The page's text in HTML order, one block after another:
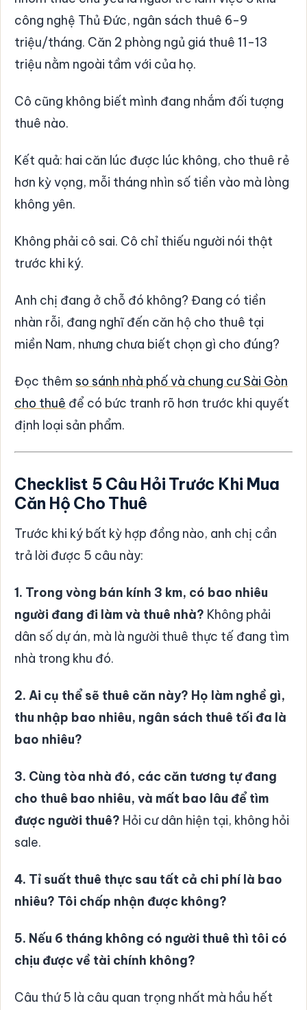
công nghệ Thủ Đức, ngân sách thuê 6-9
triệu/tháng. Căn 2 phòng ngủ giá thuê 11-13
triệu nằm ngoài tầm với của họ.
Cô cũng không biết mình đang nhắm đối tượng
thuê nào.
Kết quả: hai căn lúc được lúc không, cho thuê rẻ
hơn kỳ vọng, mỗi tháng nhìn số tiền vào mà lòng
không yên.
Không phải cô sai. Cô chỉ thiếu người nói thật
trước khi ký.
Anh chị đang ở chỗ đó không? Đang có tiền
nhàn rỗi, đang nghĩ đến căn hộ cho thuê tại
miền Nam, nhưng chưa biết chọn gì cho đúng?
Đọc thêm so sánh nhà phố và chung cư Sài Gòn
cho thuê để có bức tranh rõ hơn trước khi quyết
định loại sản phẩm.
Checklist 5 Câu Hỏi Trước Khi Mua
Căn Hộ Cho Thuê
Trước khi ký bất kỳ hợp đồng nào, anh chị cần
trả lời được 5 câu này:
1. Trong vòng bán kính 3 km, có bao nhiêu
người đang đi làm và thuê nhà? Không phải
dân số dự án, mà là người thuê thực tế đang tìm
nhà trong khu đó.
2. Ai cụ thể sẽ thuê căn này? Họ làm nghề gì,
thu nhập bao nhiêu, ngân sách thuê tối đa là
bao nhiêu?
3. Cùng tòa nhà đó, các căn tương tự đang
cho thuê bao nhiêu, và mất bao lâu để tìm
được người thuê? Hỏi cư dân hiện tại, không hỏi
sale.
4. Tỉ suất thuê thực sau tất cả chi phí là bao
nhiêu? Tôi chấp nhận được không?
5. Nếu 6 tháng không có người thuê thì tôi có
chịu được về tài chính không?
Câu thứ 5 là câu quan trọng nhất mà hầu hết